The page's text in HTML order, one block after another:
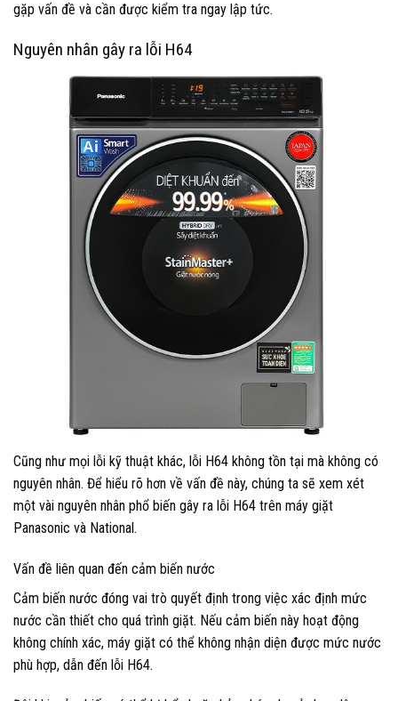
gặp vấn đề và cần được kiểm tra ngay lập tức.
Nguyên nhân gây ra lỗi H64
Cũng như mọi lỗi kỹ thuật khác, lỗi H64 không tồn tại mà không có
nguyên nhân. Để hiểu rõ hơn về vấn đề này, chúng ta sẽ xem xét
một vài nguyên nhân phổ biến gây ra lỗi H64 trên máy giặt
Panasonic và National.
Vấn đề liên quan đến cảm biến nước
Cảm biến nước đóng vai trò quyết định trong việc xác định mức
nước cần thiết cho quá trình giặt. Nếu cảm biến này hoạt động
không chính xác, máy giặt có thể không nhận diện được mức nước
phù hợp, dẫn đến lỗi H64.